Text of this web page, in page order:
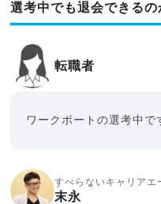
選考中でも退会できるの
転職者
ワークポートの選考中で
すべらないキャリアエ
末永